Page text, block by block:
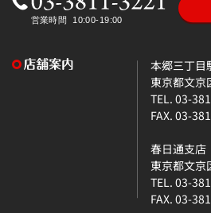
本郷三丁目
東京都文京
TEL. 03-
FAX. 03-
春日通支店
東京都文
TEL. 03-
FAX. 03-